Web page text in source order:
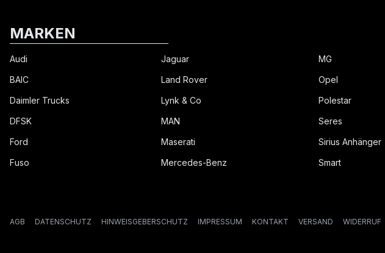
MARKEN
Audi
BAIC
Daimler Trucks
DFSK
Ford
Fuso
Jaguar
Land Rover
Lynk & Co
MAN
Maserati
Mercedes-Benz
MG
Opel
Polestar
Seres
Sirius Anhänger
Smart
AGB DATENSCHUTZ HINWEISGEBERSCHUTZ IMPRESSUM KONTAKT VERSAND WIDERRUF